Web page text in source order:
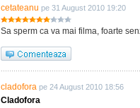
cetateanu pe 31 August 2010 19:20
Sa sperm ca va mai filma, foarte
cladofora pe 24 August 2010 18:56
Cladofora